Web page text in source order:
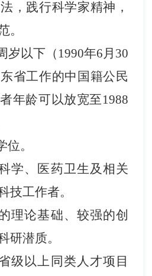
，践行科学家精神，
。
岁以下（ 1990年6月 30
省工作的中国籍公民
年龄可以放宽至1988
。
学、医药卫生及相关
技工作者。
理论基础、较强的创
研潜质。
级以上同类人才项目